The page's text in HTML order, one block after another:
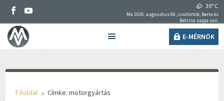
30° C
Ma 2026. augusztus 06., csütörtök, Berta és
Bettina napja van.
E-MÉRNÖK
Főoldal 5 Címke: motorgyártás